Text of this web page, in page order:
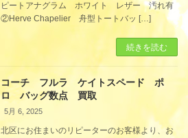
ピートアナグラム ホワイト レザー 汚れ有
②Herve Chapelier 舟型トートバッ […]
続きを読む
コーチ フルラ ケイトスペード ポ
ロ バッグ数点 買取
5月 6, 2025
北区にお住まいのリピーターのお客様より、お